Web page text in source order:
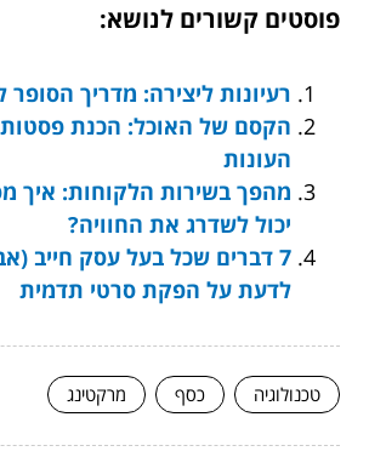
פוסטים קשורים לנושא:
רעיונות ליצירה: מדריך
הקסם של האוכל: הכנת
העונות
מהפך בשירות הלקוחות: איך
יכול לשדרג את החוויה?
7 דברים שכל בעל עסק חייב
לדעת על הפקת סרטי תדמית
טכנולוגיה כסף מרקטינג